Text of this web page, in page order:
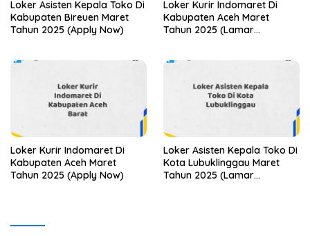
Loker Asisten Kepala Toko Di
Kabupaten Bireuen Maret
Tahun 2025 (Apply Now)
Loker Kurir Indomaret Di
Kabupaten Aceh Maret
Tahun 2025 (Lamar
Loker Kurir Indomaret Di
Kabupaten Aceh Maret
Tahun 2025 (Apply Now)
Loker Asisten Kepala Toko Di
Kota Lubuklinggau Maret
Tahun 2025 (Lamar